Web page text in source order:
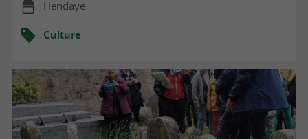
Hendaye
Culture